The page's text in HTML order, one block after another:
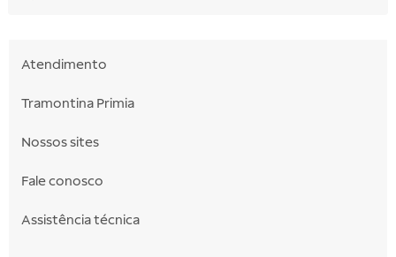
Atendimento
Tramontina Primia
Nossos sites
Fale conosco
Assistência técnica